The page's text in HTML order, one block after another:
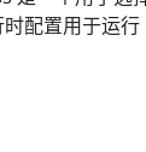
配置用于运行